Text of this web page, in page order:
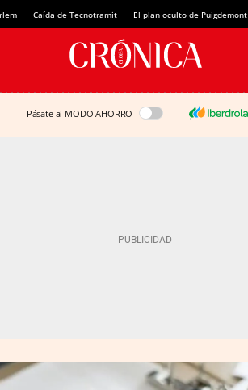
Caída de Tecnotramit El plan oculto de Puigdemont
Pásate al MODO AHORRO